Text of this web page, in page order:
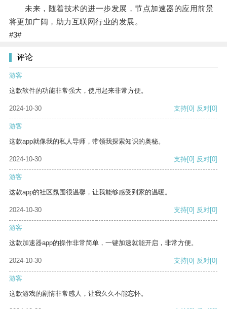
未来，随着技术的进一步发展，节点加速器的应用前景
将更加广阔，助力互联网行业的发展。
#3#
评论
游客
这款软件的功能非常强大，使用起来非常方便。
2024-10-30 支持[0] 反对[0]
游客
这款app就像我的私人导师，带领我探索知识的奥秘。
2024-10-30 支持[0] 反对[0]
游客
这款app的社区氛围很温馨，让我能够感受到家的温暖。
2024-10-30 支持[0] 反对[0]
游客
这款加速器app的操作非常简单，一键加速就能开启，非常方便。
2024-10-30 支持[0] 反对[0]
游客
这款游戏的剧情非常感人，让我久久不能忘怀。